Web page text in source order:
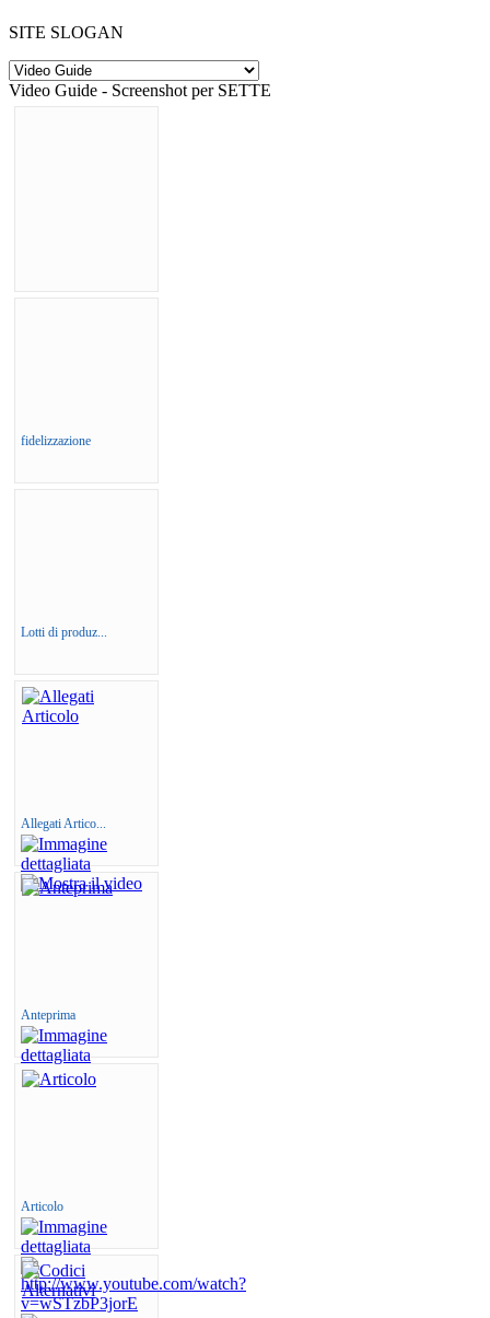
SITE SLOGAN
Video Guide - Screenshot per SETTE
fidelizzazione
Lotti di produz...
Allegati Artico...
Anteprima
Articolo